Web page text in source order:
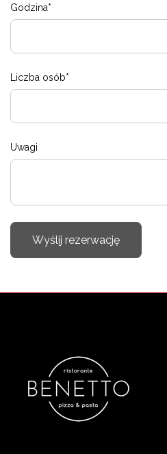
Godzina*
Liczba osób*
Uwagi
Wyślij rezerwację